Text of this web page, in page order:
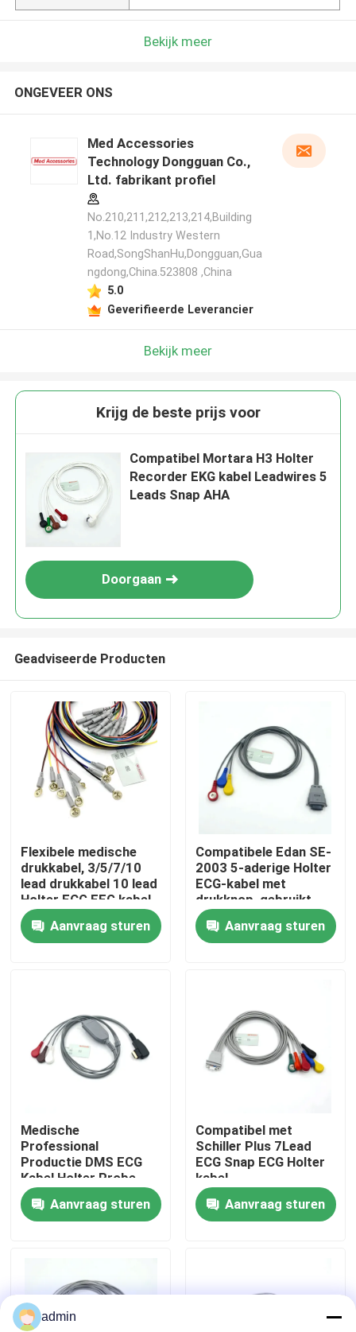
Thuis
Producten
Fabrieksreis
Kwaliteitscontrole
Contacteer ons
Vraag een offerte aan
Spo2-sensorkabel
Opnieuw te gebruiken spO2-sensor
Bekijk meer
ONGEVEER ONS
Med Accessories
Technology Dongguan Co.,
Ltd. fabrikant profiel
No.210,211,212,213,214,Building
1,No.12 Industry Western
Road,SongShanHu,Dongguan,Gua
ngdong,China.523808 ,China
5.0
Geverifieerde Leverancier
Bekijk meer
Krijg de beste prijs voor
Compatibel Mortara H3 Holter
Recorder EKG kabel Leadwires 5
Leads Snap AHA
Doorgaan
Geadviseerde Producten
Flexibele medische
drukkabel, 3/5/7/10
lead drukkabel 10 lead
Holter ECG EEG kabel
Aanvraag sturen
Compatibele Edan SE-
2003 5-aderige Holter
ECG-kabel met
drukknop, gebruikt
voor
volwassenen/kinderen
Aanvraag sturen
Medische
Professional
Productie DMS ECG
Kabel Holter Probe
3Leads Snap AHA/IEC
voor DMS300
Aanvraag sturen
Compatibel met
Schiller Plus 7Lead
ECG Snap ECG Holter
kabel
Aanvraag sturen
admin